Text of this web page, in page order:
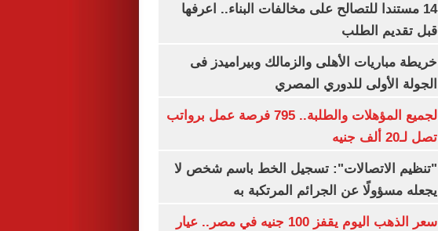
14 مستندا للتصالح على مخالفات البناء.. اعرفها
قبل تقديم الطلب
خريطة مباريات الأهلى والزمالك وبيراميدز فى
الجولة الأولى للدوري المصري
لجميع المؤهلات والطلبة.. 795 فرصة عمل برواتب
تصل لـ20 ألف جنيه
"تنظيم الاتصالات": تسجيل الخط باسم شخص لا
يجعله مسؤولًا عن الجرائم المرتكبة به
سعر الذهب اليوم يقفز 100 جنيه في مصر.. عيار